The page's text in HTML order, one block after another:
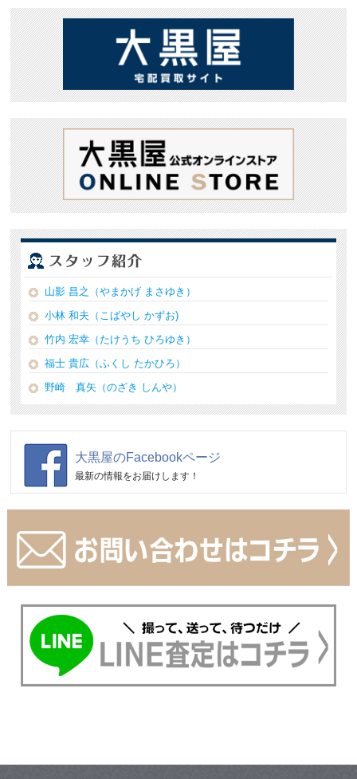
山影 昌之（やまかげ まさゆき）
小林 和夫（こばやし かずお)
竹内 宏幸（たけうち ひろゆき）
福士 貴広（ふくし たかひろ）
野崎 真矢（のざき しんや）
大黒屋のFacebookページ
最新の情報をお届けします！